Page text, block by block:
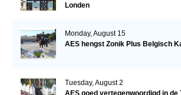
Londen
Monday, August 15
AES hengst Zonik Plus Belgisch
Tuesday, August 2
AES goed vertegenwoordigd in